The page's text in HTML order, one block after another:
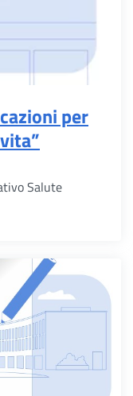
per
Salute